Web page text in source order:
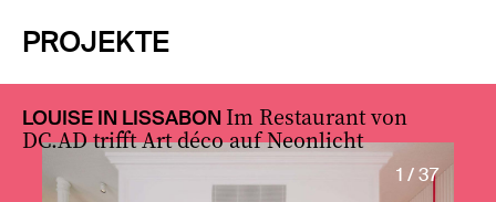
PROJEKTE
LOUISE IN LISSABON Im Restaurant von
DC.AD trifft Art déco auf Neonlicht
1 / 37